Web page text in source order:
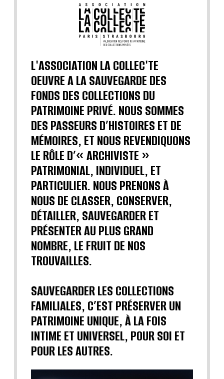
L'ASSOCIATION LA COLLEC'TE
OEUVRE A LA SAUVEGARDE DES
FONDS DES COLLECTIONS DU
PATRIMOINE PRIVÉ. NOUS SOMMES
DES PASSEURS D’HISTOIRES ET DE
MÉMOIRES, ET NOUS REVENDIQUONS
LE RÔLE D’« ARCHIVISTE »
PATRIMONIAL, INDIVIDUEL, ET
PARTICULIER. NOUS PRENONS À
NOUS DE CLASSER, CONSERVER,
DÉTAILLER, SAUVEGARDER ET
PRÉSENTER AU PLUS GRAND
NOMBRE, LE FRUIT DE NOS
TROUVAILLES.
SAUVEGARDER LES COLLECTIONS
FAMILIALES, C’EST PRÉSERVER UN
PATRIMOINE UNIQUE, À LA FOIS
INTIME ET UNIVERSEL, POUR SOI ET
POUR LES AUTRES.